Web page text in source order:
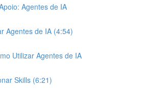
Agentes de IA
Agentes de IA (4:54)
Utilizar Agentes de IA
Skills (6:21)